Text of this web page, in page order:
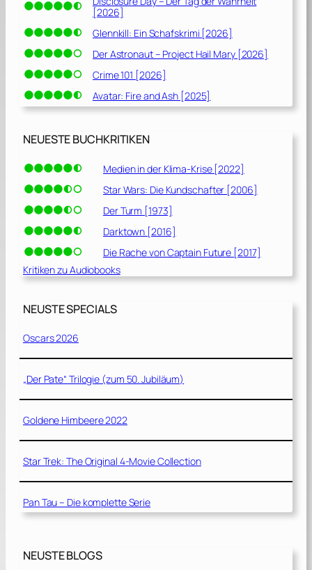
[2026]
Glennkill: Ein Schafskrimi [2026]
Der Astronaut – Project Hail Mary [2026]
Crime 101 [2026]
Avatar: Fire and Ash [2025]
NEUESTE BUCHKRITIKEN
Medien in der Klima-Krise [2022]
Star Wars: Die Kundschafter [2006]
Der Turm [1973]
Darktown [2016]
Die Rache von Captain Future [2017]
Kritiken zu Audiobooks
NEUSTE SPECIALS
Oscars 2026
„Der Pate“ Trilogie (zum 50. Jubiläum)
Goldene Himbeere 2022
Star Trek: The Original 4-Movie Collection
Pan Tau – Die komplette Serie
NEUSTE BLOGS